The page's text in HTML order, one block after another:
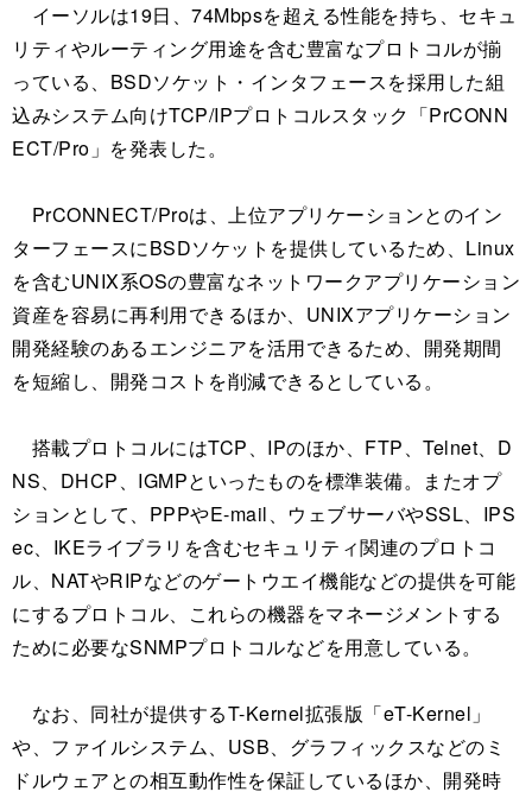
イーソルは19日、74Mbpsを超える性能を持ち、セキュ
リティやルーティング用途を含む豊富なプロトコルが揃
っている、BSDソケット・インタフェースを採用した組
込みシステム向けTCP/IPプロトコルスタック「PrCONN
ECT/Pro」を発表した。
PrCONNECT/Proは、上位アプリケーションとのイン
ターフェースにBSDソケットを提供しているため、Linux
を含むUNIX系OSの豊富なネットワークアプリケーション
資産を容易に再利用できるほか、UNIXアプリケーション
開発経験のあるエンジニアを活用できるため、開発期間
を短縮し、開発コストを削減できるとしている。
搭載プロトコルにはTCP、IPのほか、FTP、Telnet、D
NS、DHCP、IGMPといったものを標準装備。またオプ
ションとして、PPPやE-mail、ウェブサーバやSSL、IPS
ec、IKEライブラリを含むセキュリティ関連のプロトコ
ル、NATやRIPなどのゲートウエイ機能などの提供を可能
にするプロトコル、これらの機器をマネージメントする
ために必要なSNMPプロトコルなどを用意している。
なお、同社が提供するT-Kernel拡張版「eT-Kernel」
や、ファイルシステム、USB、グラフィックスなどのミ
ドルウェアとの相互動作性を保証しているほか、開発時